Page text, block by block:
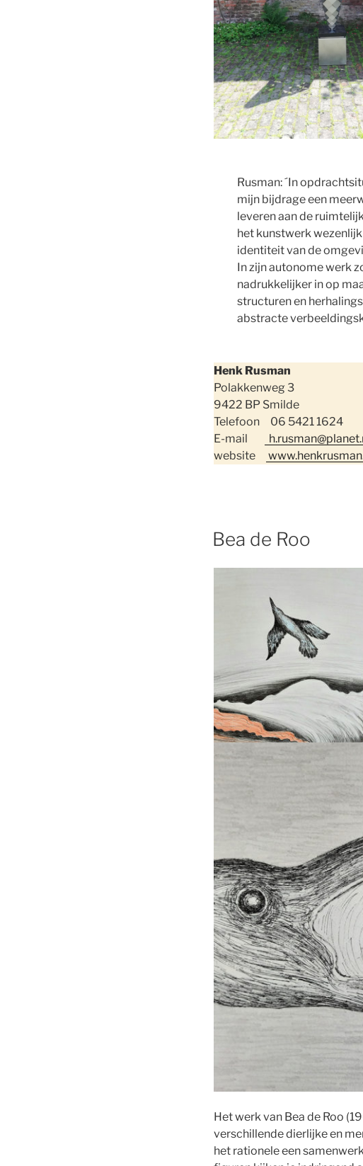
Rusman: ´In
mijn bijdrage een
leveren aan de
het kunstwerk
identiteit van de
In zijn autonome werk
nadrukkelijker in op
structuren en
abstracte
Henk Rusman
Polakkenweg 3
9422 BP Smilde
Telefoon 06 5421 1624
E-mail
website
Bea de Roo
Het werk van Bea de Roo
verschillende dierlijke en
het rationele een